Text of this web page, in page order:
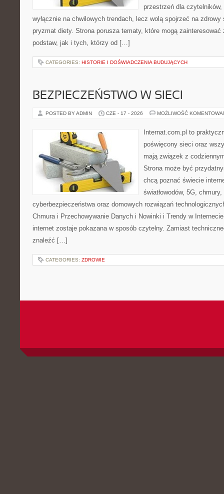
przestrzeń dla
wyłącznie na chwilowych trendach, lecz wolą spojrzeć na
pryzmat diety. Strona porusza tematy, które mogą
podstaw, jak i tych, którzy od […]
CATEGORIES: HISTORIE I DOŚWIADCZENIA BUDUJĄCYCH
BEZPIECZEŃSTWO W SIECI
POSTED BY ADMIN CZE - 17 - 2026 MOŻLIWOŚĆ
Internat.com.pl to
poświęcony sieci oraz
mają związek z
Strona może być
chcą poznać świecie
światłowodów, 5G,
cyberbezpieczeństwa oraz domowych rozwiązań
Chmura i Przechowywanie Danych i Nowinki i Trendy w
internet zostaje pokazana w sposób czytelny. Zamiast
znaleźć […]
CATEGORIES: ZDROWIE